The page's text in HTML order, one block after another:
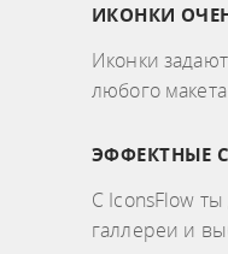
ИКОНКИ
Иконки
любого
ЭФФЕКТНЫЕ
С IconsFlow
галлереи и